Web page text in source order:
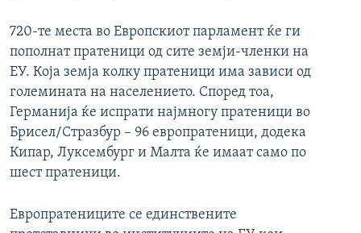
720-те места во Европскиот парламент ќе ги
пополнат пратеници од сите земји-членки на
ЕУ. Која земја колку пратеници има зависи од
големината на населението. Според тоа,
Германија ќе испрати најмногу пратеници во
Брисел/Стразбур – 96 европратеници, додека
Кипар, Луксембург и Малта ќе имаат само по
шест пратеници.
Европратениците се единствените